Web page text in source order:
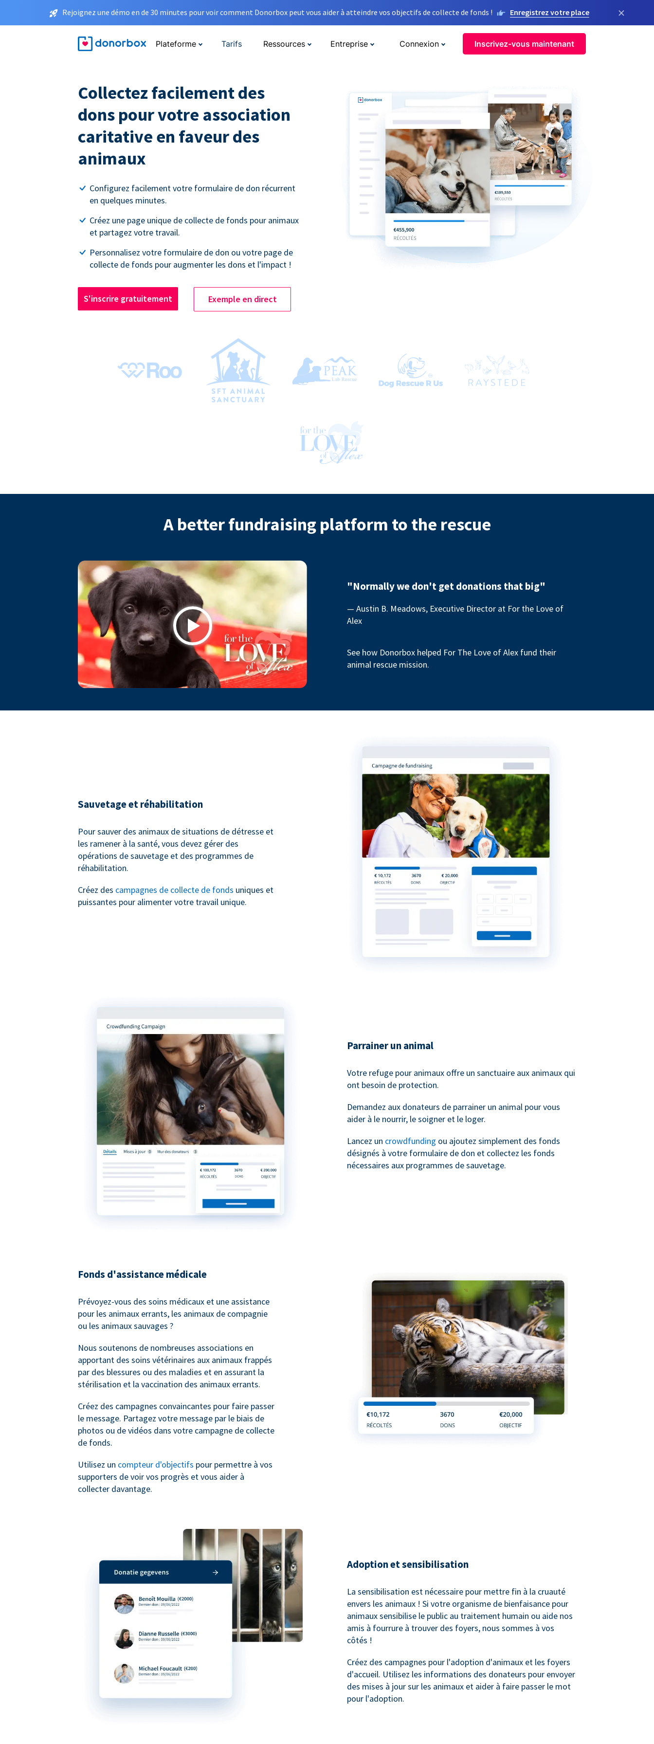
Rejoignez une démo en de 30 minutes pour voir comment Donorbox peut vous aider à atteindre vos objectifs de collecte de fonds ! Enregistrez votre place ×
Plateforme Tarifs Ressources Entreprise Connexion Inscrivez-vous maintenant
Collectez facilement des
dons pour votre association
caritative en faveur des
animaux
Configurez facilement votre formulaire de don récurrent
en quelques minutes.
Créez une page unique de collecte de fonds pour animaux
et partagez votre travail.
Personnalisez votre formulaire de don ou votre page de
collecte de fonds pour augmenter les dons et l'impact !
S'inscrire gratuitement Exemple en direct
A better fundraising platform to the rescue
Play
"Normally we don't get donations that big"
— Austin B. Meadows, Executive Director at For the Love of
Alex
See how Donorbox helped For The Love of Alex fund their
animal rescue mission.
Sauvetage et réhabilitation
Pour sauver des animaux de situations de détresse et
les ramener à la santé, vous devez gérer des
opérations de sauvetage et des programmes de
réhabilitation.
Créez des campagnes de collecte de fonds uniques et
puissantes pour alimenter votre travail unique.
Parrainer un animal
Votre refuge pour animaux offre un sanctuaire aux animaux qui
ont besoin de protection.
Demandez aux donateurs de parrainer un animal pour vous
aider à le nourrir, le soigner et le loger.
Lancez un crowdfunding ou ajoutez simplement des fonds
désignés à votre formulaire de don et collectez les fonds
nécessaires aux programmes de sauvetage.
Fonds d'assistance médicale
Prévoyez-vous des soins médicaux et une assistance
pour les animaux errants, les animaux de compagnie
ou les animaux sauvages ?
Nous soutenons de nombreuses associations en
apportant des soins vétérinaires aux animaux frappés
par des blessures ou des maladies et en assurant la
stérilisation et la vaccination des animaux errants.
Créez des campagnes convaincantes pour faire passer
le message. Partagez votre message par le biais de
photos ou de vidéos dans votre campagne de collecte
de fonds.
Utilisez un compteur d'objectifs pour permettre à vos
supporters de voir vos progrès et vous aider à
collecter davantage.
Adoption et sensibilisation
La sensibilisation est nécessaire pour mettre fin à la cruauté
envers les animaux ! Si votre organisme de bienfaisance pour
animaux sensibilise le public au traitement humain ou aide nos
amis à fourrure à trouver des foyers, nous sommes à vos
côtés !
Créez des campagnes pour l'adoption d'animaux et les foyers
d'accueil. Utilisez les informations des donateurs pour envoyer
des mises à jour sur les animaux et aider à faire passer le mot
pour l'adoption.